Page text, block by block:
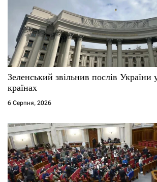
и
с
і
в
Зеленський звільнив послів України
країнах
6 Серпня, 2026